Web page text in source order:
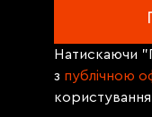
Натискаючи
з публічною